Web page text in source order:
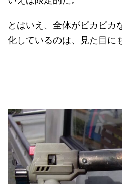
とはいえ、全体がピカピカ
化しているのは、見た目に